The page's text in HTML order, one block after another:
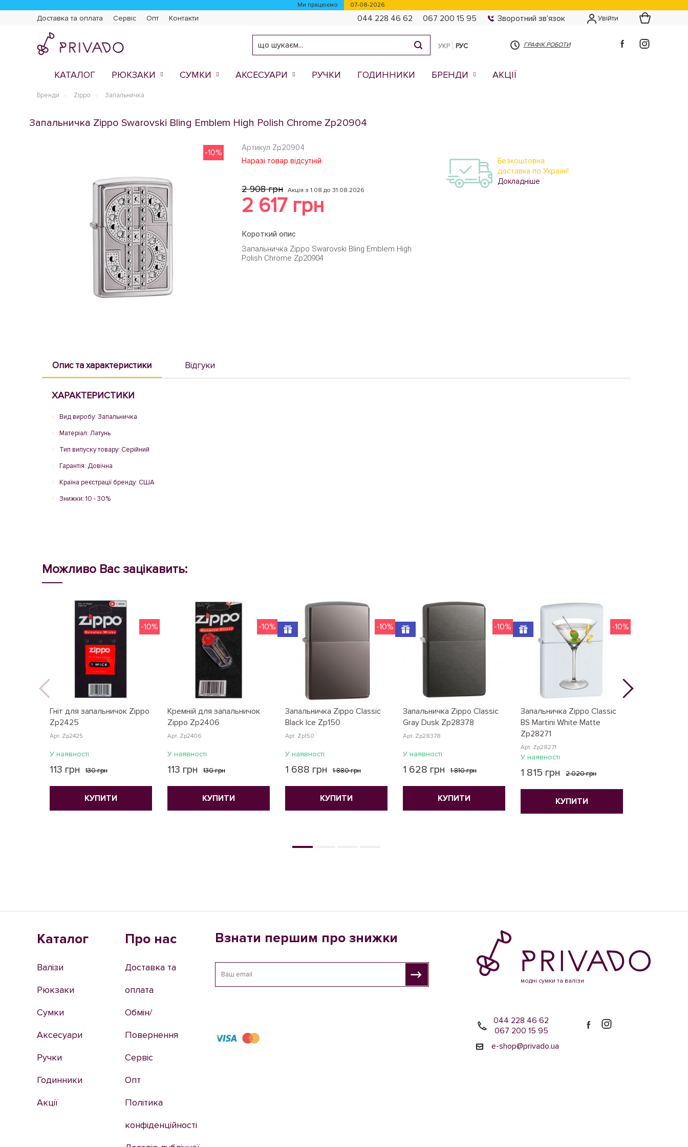
Ми працюємо 07-08-2026
Доставка та оплата Сервіс Опт Контакти 044 228 46 62 067 200 15 95 Зворотний зв'язок Увійти
УКР РУС ГРАФІК РОБОТИ
КАТАЛОГ РЮКЗАКИ СУМКИ АКСЕСУАРИ РУЧКИ ГОДИННИКИ БРЕНДИ АКЦІЇ
Бренди Zippo Запальничка
Запальничка Zippo Swarovski Bling Emblem High Polish Chrome Zp20904
-10% Артикул Zp20904
Наразі товар відсутній
2 908 грн Акція з 1.08 до 31.08.2026
2 617 грн
Короткий опис
Запальничка Zippo Swarovski Bling Emblem High
Polish Chrome Zp20904
Безкоштовна
доставка по Україні!
Докладніше
Опис та характеристики Відгуки
ХАРАКТЕРИСТИКИ
Вид виробу: Запальничка
Матеріал: Латунь
Тип випуску товару: Серійний
Гарантія: Довічна
Країна реєстрації бренду: США
Знижки: 10 - 30%
Можливо Вас зацікавить:
Гніт для запальничок Zippo
Zp2425
Арт. Zp2425
-10%
У наявності
113 грн 130 грн
КУПИТИ
Кремній для запальничок
Zippo Zp2406
Арт. Zp2406
-10%
У наявності
113 грн 130 грн
КУПИТИ
Запальничка Zippo Classic
Black Ice Zp150
Арт. Zp150
-10%
У наявності
1 688 грн 1 880 грн
КУПИТИ
Запальничка Zippo Classic
Gray Dusk Zp28378
Арт. Zp28378
-10%
У наявності
1 628 грн 1 810 грн
КУПИТИ
Запальничка Zippo Classic
BS Martini White Matte
Zp28271
Арт. Zp28271
-10%
У наявності
1 815 грн 2 020 грн
КУПИТИ
Каталог
Валізи
Рюкзаки
Сумки
Аксесуари
Ручки
Годинники
Акції
Про нас
Доставка та
оплата
Обмін/
Повернення
Сервіс
Опт
Політика
конфіденційності
Взнати першим про знижки
модні сумки та валізи
044 228 46 62
067 200 15 95
e-shop@privado.ua